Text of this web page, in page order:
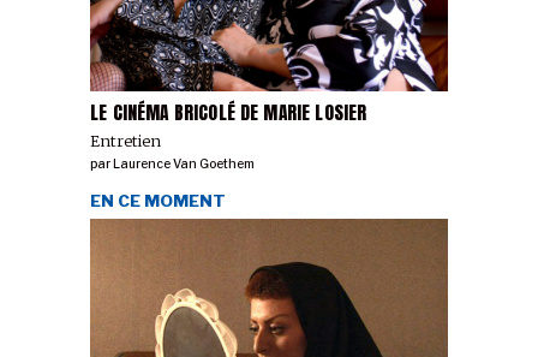
LE CINÉMA BRICOLÉ DE MARIE LOSIER
Entretien
parLaurence Van Goethem
EN CE MOMENT